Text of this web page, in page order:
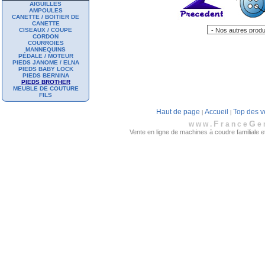
AIGUILLES
AMPOULES
CANETTE / BOITIER DE
CANETTE
CISEAUX / COUPE
CORDON
COURROIES
MANNEQUINS
PÉDALE / MOTEUR
PIEDS JANOME / ELNA
PIEDS BABY LOCK
PIEDS BERNINA
PIEDS BROTHER
MEUBLE DE COUTURE
FILS
Haut de page Accueil
Top des
www. F rance G
Vente en ligne de machines à coudre familiale